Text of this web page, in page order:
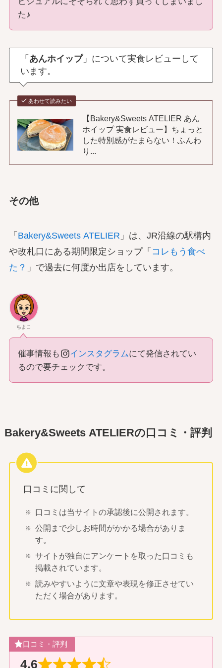
た♪
「 あんホイップ」について実食レビューして
います。
あわせて読みたい
【Bakery&Sweets ATELIER あん
ホイップ 実食レビュー】ちょっと
した特別感がたまらない！ふんわ
り...
その他
「 Bakery&Sweets ATELIER 」は、JR沿線の駅構内
や改札口にある期間限定ショップ「 コレもう食べ
た？ 」で過去に何度か出店をしています。
ちよこ
催事情報も インスタグラムにて発信されてい
るので要チェックです。
Bakery&Sweets ATELIERの口コミ・評判
口コミに関して
口コミは当サイトの承認後に公開されます。
公開まで少しお時間がかかる場合がありま
す。
サイトが独自にアンケートを取った口コミも
掲載されています。
読みやすいように文章や表現を修正させてい
ただく場合があります。
口コミ・評判
4.6